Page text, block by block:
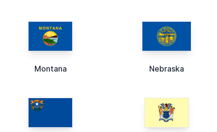
Montana Nebraska